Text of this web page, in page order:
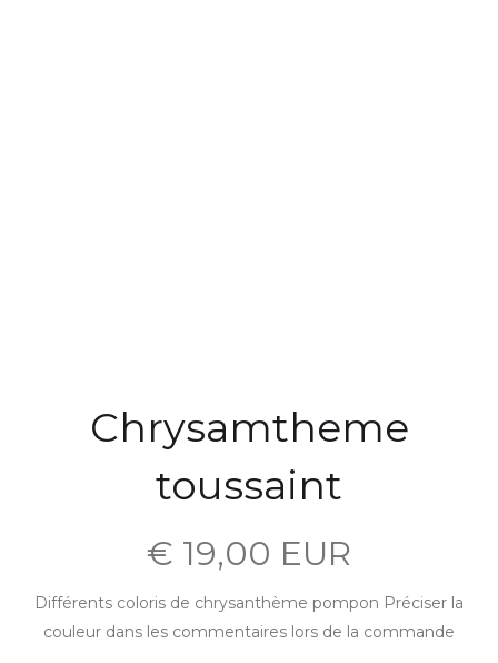
Chrysamtheme
toussaint
€ 19,00 EUR
Différents coloris de chrysanthème pompon Préciser la
couleur dans les commentaires lors de la commande